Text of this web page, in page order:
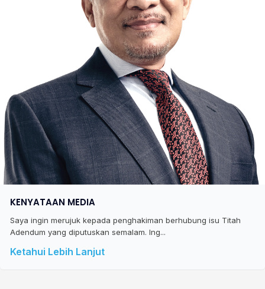
KENYATAAN MEDIA
Saya ingin merujuk kepada penghakiman berhubung isu Titah
Adendum yang diputuskan semalam. Ing...
Ketahui Lebih Lanjut